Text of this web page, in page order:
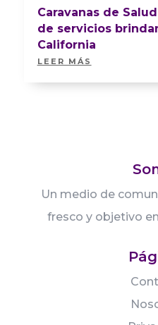
Caravanas de
de servicios
California
LEER MÁS
Un medio de
fresco y objetivo